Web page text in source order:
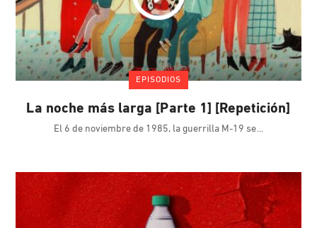
EPISODIOS
La noche más larga [Parte 1] [Repetición]
El 6 de noviembre de 1985, la guerrilla M-19 se